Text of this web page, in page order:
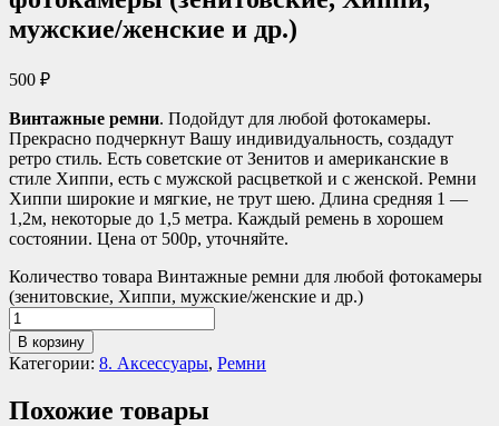
мужские/женские и др.)
500 ₽
Винтажные ремни. Подойдут для любой фотокамеры.
Прекрасно подчеркнут Вашу индивидуальность, создадут
ретро стиль. Есть советские от Зенитов и американские в
стиле Хиппи, есть с мужской расцветкой и с женской. Ремни
Хиппи широкие и мягкие, не трут шею. Длина средняя 1 —
1,2м, некоторые до 1,5 метра. Каждый ремень в хорошем
состоянии. Цена от 500р, уточняйте.
Количество товара Винтажные ремни для любой фотокамеры
(зенитовские, Хиппи, мужские/женские и др.)
В корзину
Категории: 8. Аксессуары, Ремни
Похожие товары